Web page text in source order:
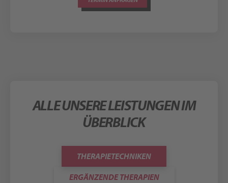
ALLE UNSERE LEISTUNGEN IM
ÜBERBLICK
THERAPIETECHNIKEN
ERGÄNZENDE THERAPIEN